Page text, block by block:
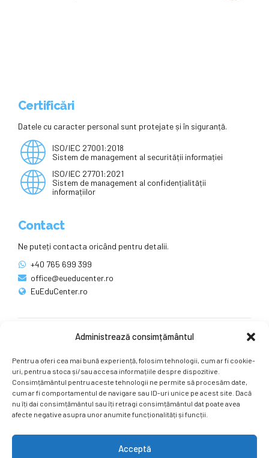
Administrează consimțământul
Pentru a oferi cea mai bună experiență, folosim tehnologii, cum ar fi cookie-
uri, pentru a stoca și/sau accesa informațiile despre dispozitive.
Consimțământul pentru aceste tehnologii ne permite să procesăm date,
cum ar fi comportamentul de navigare sau ID-uri unice pe acest site. Dacă
nu îți dai consimțământul sau îți retragi consimțământul dat poate avea
afecte negative asupra unor anumite funcționalități și funcții.
Acceptă
Certificări
Datele cu caracter personal sunt protejate și în siguranță.
ISO/IEC 27001:2018
Sistem de management al securității informației
ISO/IEC 27701:2021
Sistem de management al confidențialității
informațiilor
Contact
Ne puteți contacta oricând pentru detalii.
+40 765 699 399
office@eueducenter.ro
EuEduCenter.ro
Ne puteți găsi și pe rețelele sociale.